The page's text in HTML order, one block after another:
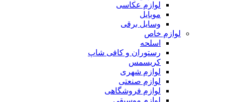
لوازم عکاسی
موبایل
وسایل برقی
لوازم خاص
اسلحه
رستوران و کافی شاپ
کریسمس
لوازم شهری
لوازم صنعتی
لوازم فروشگاهی
لوازم موسیقی